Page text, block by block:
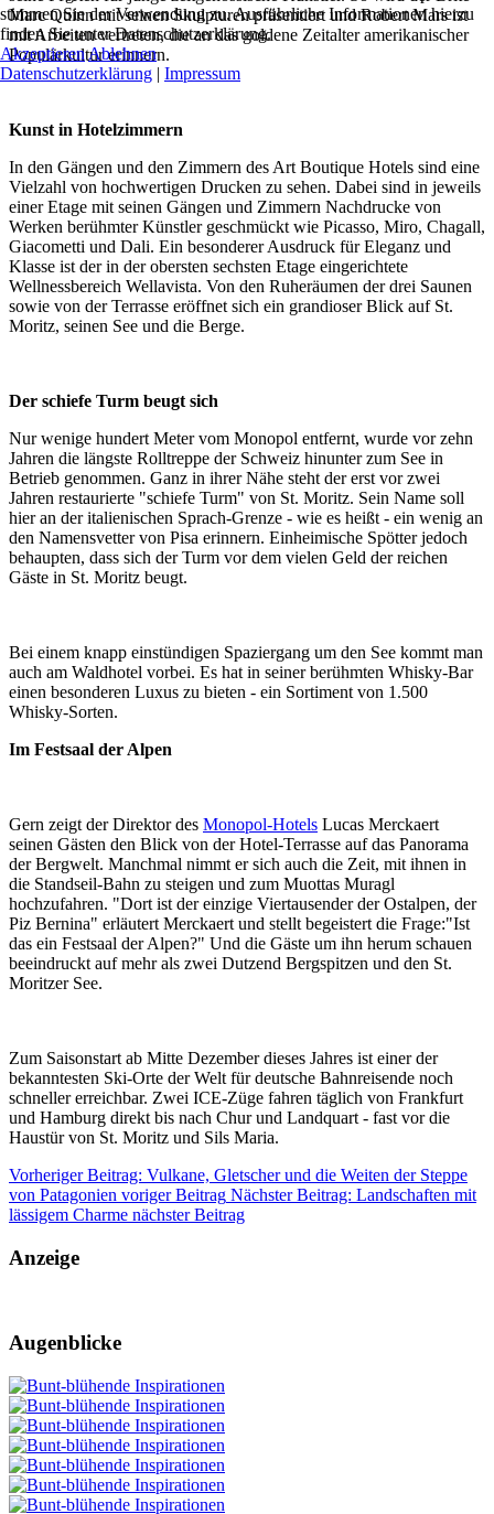
Marc Quinn mit seinen Skulpturen präsentiert und Robert Mars ist
mit Arbeiten vertreten, die an das goldene Zeitalter amerikanischer
Populärkultur erinnern.
Kunst in Hotelzimmern
In den Gängen und den Zimmern des Art Boutique Hotels sind eine
Vielzahl von hochwertigen Drucken zu sehen. Dabei sind in jeweils
einer Etage mit seinen Gängen und Zimmern Nachdrucke von
Werken berühmter Künstler geschmückt wie Picasso, Miro, Chagall,
Giacometti und Dali. Ein besonderer Ausdruck für Eleganz und
Klasse ist der in der obersten sechsten Etage eingerichtete
Wellnessbereich Wellavista. Von den Ruheräumen der drei Saunen
sowie von der Terrasse eröffnet sich ein grandioser Blick auf St.
Moritz, seinen See und die Berge.
Der schiefe Turm beugt sich
Nur wenige hundert Meter vom Monopol entfernt, wurde vor zehn
Jahren die längste Rolltreppe der Schweiz hinunter zum See in
Betrieb genommen. Ganz in ihrer Nähe steht der erst vor zwei
Jahren restaurierte "schiefe Turm" von St. Moritz. Sein Name soll
hier an der italienischen Sprach-Grenze - wie es heißt - ein wenig an
den Namensvetter von Pisa erinnern. Einheimische Spötter jedoch
behaupten, dass sich der Turm vor dem vielen Geld der reichen
Gäste in St. Moritz beugt.
Bei einem knapp einstündigen Spaziergang um den See kommt man
auch am Waldhotel vorbei. Es hat in seiner berühmten Whisky-Bar
einen besonderen Luxus zu bieten - ein Sortiment von 1.500
Whisky-Sorten.
Im Festsaal der Alpen
Gern zeigt der Direktor des Monopol-Hotels Lucas Merckaert
seinen Gästen den Blick von der Hotel-Terrasse auf das Panorama
der Bergwelt. Manchmal nimmt er sich auch die Zeit, mit ihnen in
die Standseil-Bahn zu steigen und zum Muottas Muragl
hochzufahren. "Dort ist der einzige Viertausender der Ostalpen, der
Piz Bernina" erläutert Merckaert und stellt begeistert die Frage:"Ist
das ein Festsaal der Alpen?" Und die Gäste um ihn herum schauen
beeindruckt auf mehr als zwei Dutzend Bergspitzen und den St.
Moritzer See.
Zum Saisonstart ab Mitte Dezember dieses Jahres ist einer der
bekanntesten Ski-Orte der Welt für deutsche Bahnreisende noch
schneller erreichbar. Zwei ICE-Züge fahren täglich von Frankfurt
und Hamburg direkt bis nach Chur und Landquart - fast vor die
Haustür von St. Moritz und Sils Maria.
Vorheriger Beitrag: Vulkane, Gletscher und die Weiten der Steppe
von Patagonien voriger Beitrag Nächster Beitrag: Landschaften mit
lässigem Charme nächster Beitrag
Anzeige
Augenblicke
stimmen Sie der Verwendung zu. Ausführliche Informationen hierzu
finden Sie unter Datenschutzerklärung.
Akzeptieren Ablehnen
Datenschutzerklärung | Impressum